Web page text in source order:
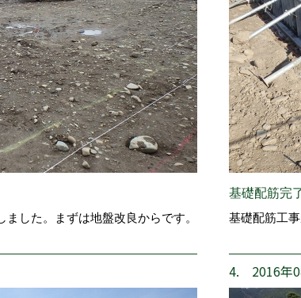
した。まずは地盤改良からです。
基礎配筋完
基礎配筋工
4. 2016年